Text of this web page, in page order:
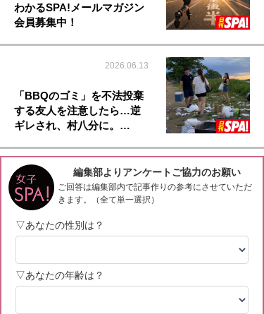
わかるSPA!メールマガジン
会員募集中！
2026.06.13
「BBQのゴミ」を不法投棄
する友人を注意したら…逆
ギレされ、村八分に。…